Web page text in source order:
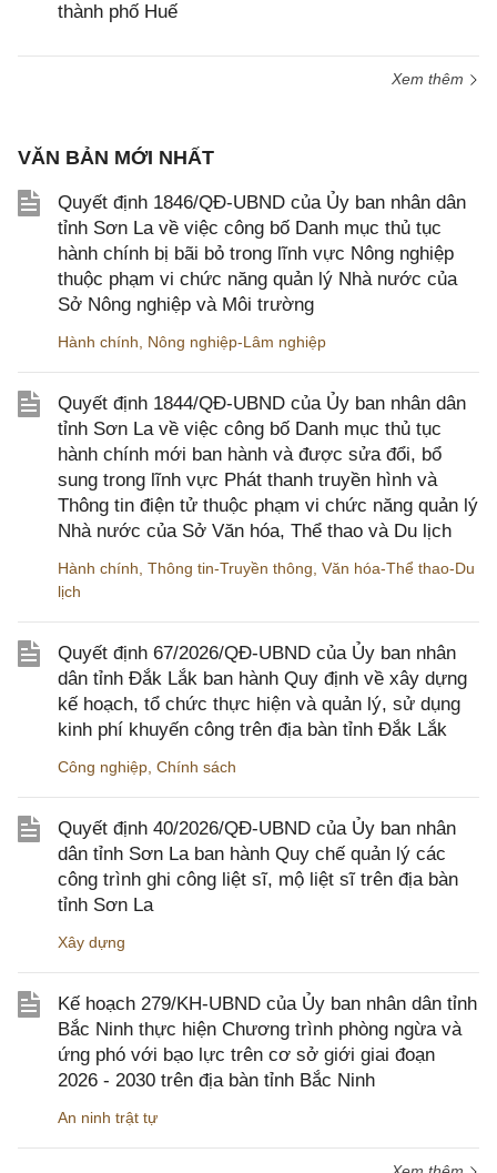
thành phố Huế
Xem thêm
VĂN BẢN MỚI NHẤT
Quyết định 1846/QĐ-UBND của Ủy ban nhân dân
tỉnh Sơn La về việc công bố Danh mục thủ tục
hành chính bị bãi bỏ trong lĩnh vực Nông nghiệp
thuộc phạm vi chức năng quản lý Nhà nước của
Sở Nông nghiệp và Môi trường
Hành chính Nông nghiệp-Lâm nghiệp
Quyết định 1844/QĐ-UBND của Ủy ban nhân dân
tỉnh Sơn La về việc công bố Danh mục thủ tục
hành chính mới ban hành và được sửa đổi, bổ
sung trong lĩnh vực Phát thanh truyền hình và
Thông tin điện tử thuộc phạm vi chức năng quản lý
Nhà nước của Sở Văn hóa, Thể thao và Du lịch
Hành chính Thông tin-Truyền thông Văn hóa-Thể thao-Du
lịch
Quyết định 67/2026/QĐ-UBND của Ủy ban nhân
dân tỉnh Đắk Lắk ban hành Quy định về xây dựng
kế hoạch, tổ chức thực hiện và quản lý, sử dụng
kinh phí khuyến công trên địa bàn tỉnh Đắk Lắk
Công nghiệp Chính sách
Quyết định 40/2026/QĐ-UBND của Ủy ban nhân
dân tỉnh Sơn La ban hành Quy chế quản lý các
công trình ghi công liệt sĩ, mộ liệt sĩ trên địa bàn
tỉnh Sơn La
Xây dựng
Kế hoạch 279/KH-UBND của Ủy ban nhân dân tỉnh
Bắc Ninh thực hiện Chương trình phòng ngừa và
ứng phó với bạo lực trên cơ sở giới giai đoạn
2026 - 2030 trên địa bàn tỉnh Bắc Ninh
An ninh trật tự